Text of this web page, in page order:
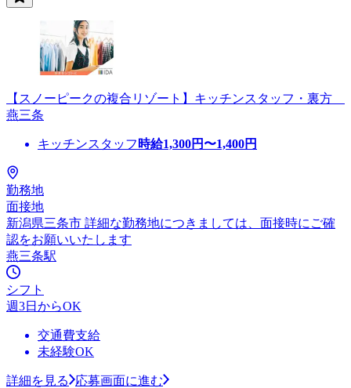
【スノーピークの複合リゾート】キッチンスタッフ・裏方
燕三条
キッチンスタッフ 時給1,300円〜1,400円
勤務地
面接地
新潟県三条市 詳細な勤務地につきましては、面接時にご確
認をお願いいたします
燕三条駅
シフト
週3日からOK
交通費支給
未経験OK
詳細を見る 応募画面に進む